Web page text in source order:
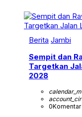
Berita Jambi
Sempit dan
Targetkan
2028
0Komentar